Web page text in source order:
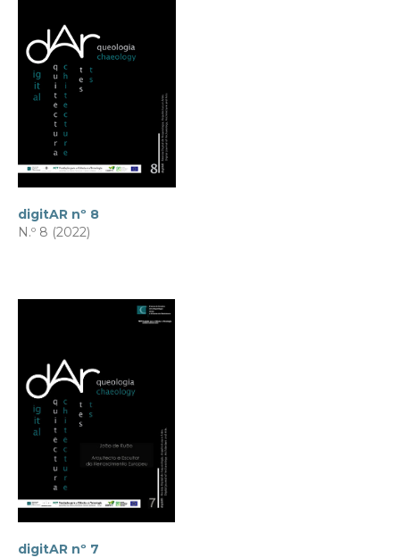
digitAR nº 8
N.º 8 (2022)
digitAR nº 7